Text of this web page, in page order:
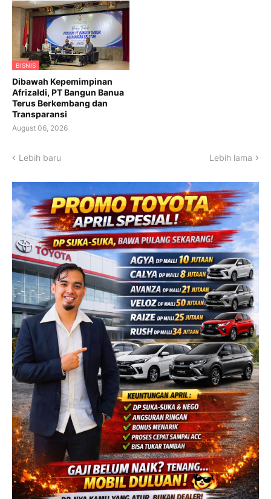
BISNIS
Dibawah Kepemimpinan
Afrizaldi, PT Bangun Banua
Terus Berkembang dan
Transparansi
August 06, 2026
Lebih baru Lebih lama